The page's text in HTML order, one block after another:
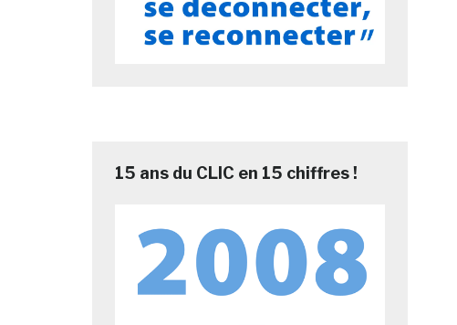
15 ans du CLIC en 15 chiffres !